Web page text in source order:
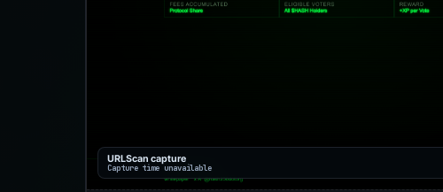
URLScan capture
Capture time unavailable